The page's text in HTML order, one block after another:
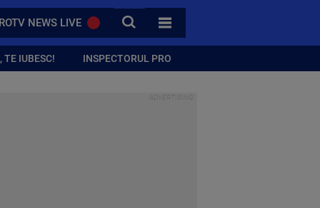
NEWS LIVE CAUTA
TOATE CATEGORIILE
TE IUBESC! INSPECTORUL PRO